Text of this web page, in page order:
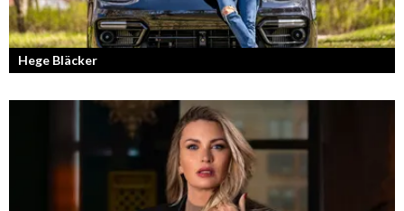
Hege Bläcker
Bilfantast, influencer och en av Lidköpings mest framgångsrika